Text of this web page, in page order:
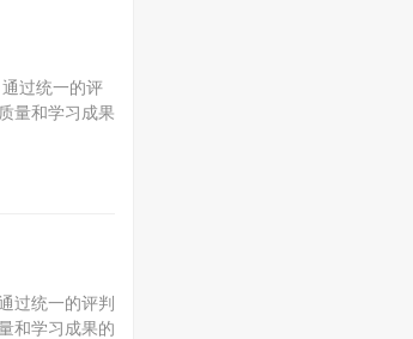
过统一的评
量和学习成果
全面发展具有
过统一的评判
和学习成果的